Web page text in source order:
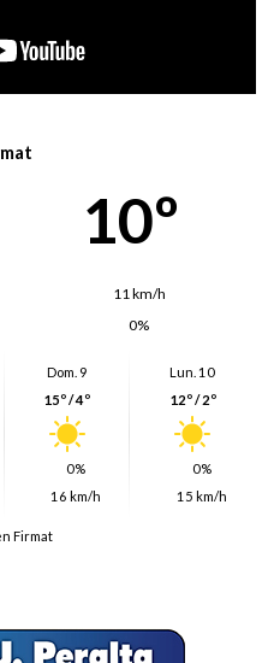
10º
11 km/h
0%
Dom. 9
15º / 4º
0%
16 km/h
Lun. 10
12º / 2º
0%
15 km/h
Firmat